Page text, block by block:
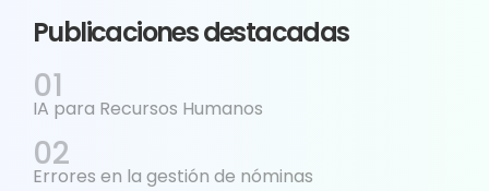
Publicaciones destacadas
IA para Recursos Humanos
Errores en la gestión de nóminas